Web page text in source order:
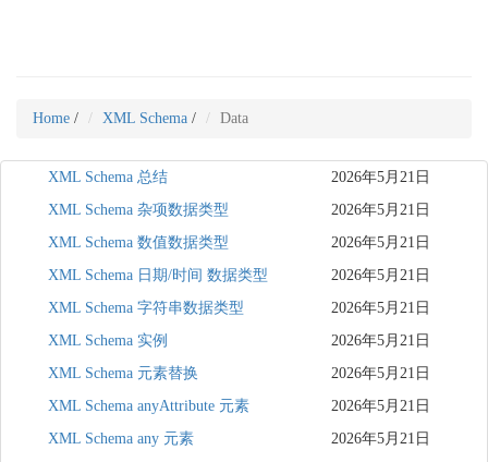
Home / XML Schema / Data
XML Schema 总结
2026年5月21日
XML Schema 杂项数据类型
2026年5月21日
XML Schema 数值数据类型
2026年5月21日
XML Schema 日期/时间 数据类型
2026年5月21日
XML Schema 字符串数据类型
2026年5月21日
XML Schema 实例
2026年5月21日
XML Schema 元素替换
2026年5月21日
XML Schema anyAttribute 元素
2026年5月21日
XML Schema any 元素
2026年5月21日